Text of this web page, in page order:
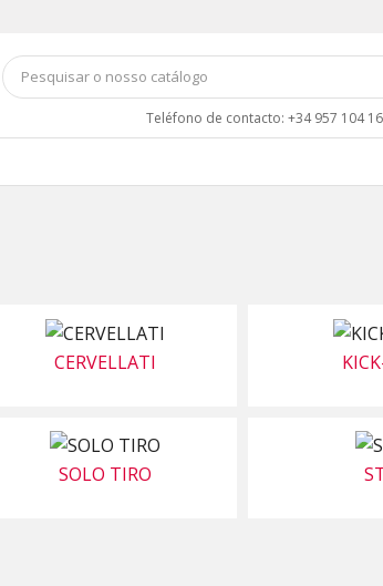
Teléfono de contacto: +34 957 104
CERVELLATI
SOLO TIRO